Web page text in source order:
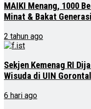
MAIKI Menang, 1000
Minat & Bakat
2 tahun ago
Sekjen Kemenag RI
Wisuda di UIN
6 hari ago